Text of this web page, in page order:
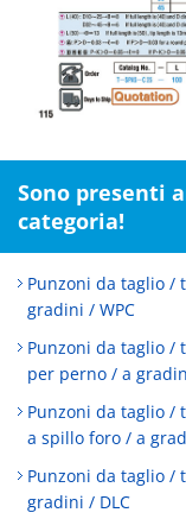
Sono presenti
categoria!
Punzoni da taglio /
gradini / WPC
Punzoni da taglio /
per perno / a
Punzoni da taglio /
a spillo foro / a
Punzoni da taglio /
gradini / DLC